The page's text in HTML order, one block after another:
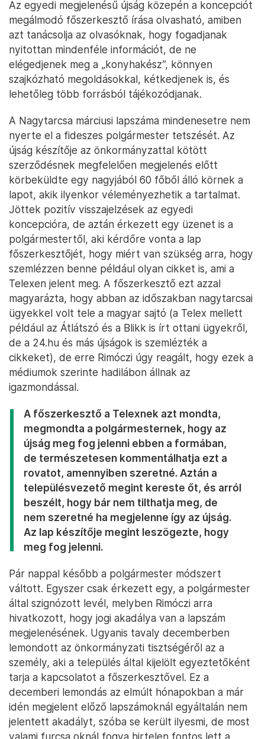
Az egyedi megjelenésű újság közepén a koncepciót
megálmodó főszerkesztő írása olvasható, amiben
azt tanácsolja az olvasóknak, hogy fogadjanak
nyitottan mindenféle információt, de ne
elégedjenek meg a „konyhakész”, könnyen
szajkózható megoldásokkal, kétkedjenek is, és
lehetőleg több forrásból tájékozódjanak.
A Nagytarcsa márciusi lapszáma mindenesetre nem
nyerte el a fideszes polgármester tetszését. Az
újság készítője az önkormányzattal kötött
szerződésnek megfelelően megjelenés előtt
körbeküldte egy nagyjából 60 főből álló körnek a
lapot, akik ilyenkor véleményezhetik a tartalmat.
Jöttek pozitív visszajelzések az egyedi
koncepcióra, de aztán érkezett egy üzenet is a
polgármestertől, aki kérdőre vonta a lap
főszerkesztőjét, hogy miért van szükség arra, hogy
szemlézzen benne például olyan cikket is, ami a
Telexen jelent meg. A főszerkesztő ezt azzal
magyarázta, hogy abban az időszakban nagytarcsai
ügyekkel volt tele a magyar sajtó (a Telex mellett
például az Átlátszó és a Blikk is írt ottani ügyekről,
de a 24.hu és más újságok is szemlézték a
cikkeket), de erre Rimóczi úgy reagált, hogy ezek a
médiumok szerinte hadilábon állnak az
igazmondással.
A főszerkesztő a Telexnek azt mondta,
megmondta a polgármesternek, hogy az
újság meg fog jelenni ebben a formában,
de természetesen kommentálhatja ezt a
rovatot, amennyiben szeretné. Aztán a
településvezető megint kereste őt, és arról
beszélt, hogy bár nem tilthatja meg, de
nem szeretné ha megjelenne így az újság.
Az lap készítője megint leszögezte, hogy
meg fog jelenni.
Pár nappal később a polgármester módszert
váltott. Egyszer csak érkezett egy, a polgármester
által szignózott levél, melyben Rimóczi arra
hivatkozott, hogy jogi akadálya van a lapszám
megjelenésének. Ugyanis tavaly decemberben
lemondott az önkormányzati tisztségéről az a
személy, aki a település által kijelölt egyeztetőként
tarja a kapcsolatot a főszerkesztővel. Ez a
decemberi lemondás az elmúlt hónapokban a már
idén megjelent előző lapszámoknál egyáltalán nem
jelentett akadályt, szóba se került ilyesmi, de most
valami furcsa oknál fogva hirtelen fontos lett a